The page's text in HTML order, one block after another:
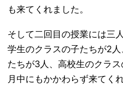
も来てくれました。
そして二回目の授業には三
学生のクラスの子たちが2
たちが3人、高校生のクラ
月中にもかかわらず来てく